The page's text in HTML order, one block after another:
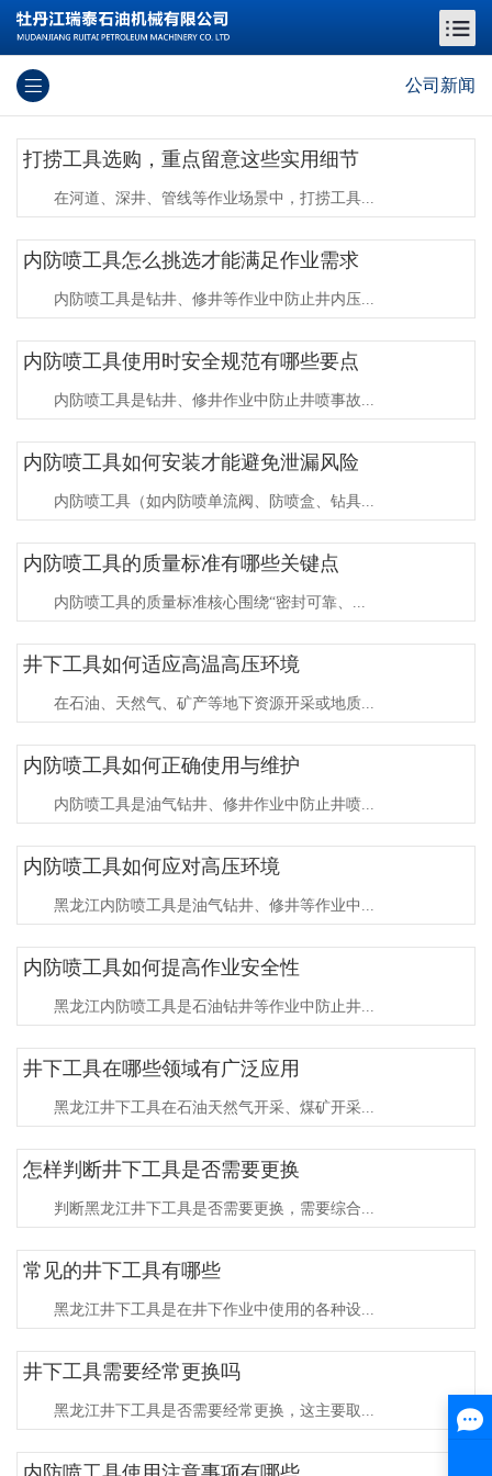
公司新闻
打捞工具选购，重点留意这些实用细节
在河道、深井、管线等作业场景中，打捞工具...
内防喷工具怎么挑选才能满足作业需求
内防喷工具是钻井、修井等作业中防止井内压...
内防喷工具使用时安全规范有哪些要点
内防喷工具是钻井、修井作业中防止井喷事故...
内防喷工具如何安装才能避免泄漏风险
内防喷工具（如内防喷单流阀、防喷盒、钻具...
内防喷工具的质量标准有哪些关键点
内防喷工具的质量标准核心围绕“密封可靠、...
井下工具如何适应高温高压环境
在石油、天然气、矿产等地下资源开采或地质...
内防喷工具如何正确使用与维护
内防喷工具是油气钻井、修井作业中防止井喷...
内防喷工具如何应对高压环境
黑龙江内防喷工具是油气钻井、修井等作业中...
内防喷工具如何提高作业安全性
黑龙江内防喷工具是石油钻井等作业中防止井...
井下工具在哪些领域有广泛应用
黑龙江井下工具在石油天然气开采、煤矿开采...
怎样判断井下工具是否需要更换
判断黑龙江井下工具是否需要更换，需要综合...
常见的井下工具有哪些
黑龙江井下工具是在井下作业中使用的各种设...
井下工具需要经常更换吗
黑龙江井下工具是否需要经常更换，这主要取...